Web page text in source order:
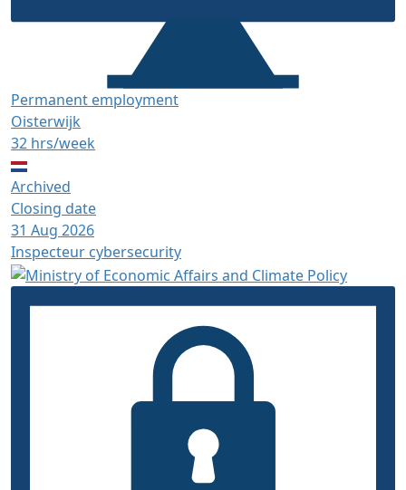
Permanent employment
Oisterwijk
32 hrs/week
Archived
Closing date
31 Aug 2026
Inspecteur cybersecurity